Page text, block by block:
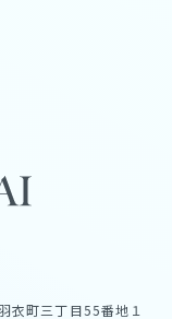
衣町三丁目55番地１